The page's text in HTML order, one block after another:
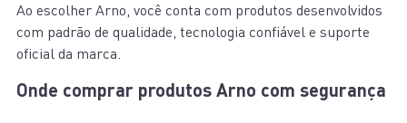
Ao escolher Arno, você conta com produtos desenvolvidos
com padrão de qualidade, tecnologia confiável e suporte
oficial da marca.
Onde comprar produtos Arno com segurança